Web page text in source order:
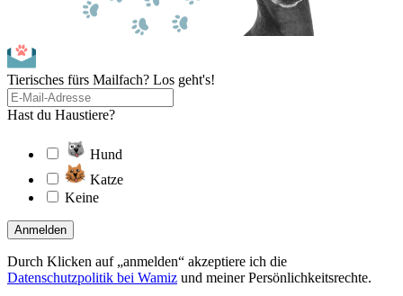
Tierisches fürs Mailfach? Los geht's!
Hast du Haustiere?
Hund
Katze
Keine
Anmelden
Durch Klicken auf „anmelden“ akzeptiere ich die
Datenschutzpolitik bei Wamiz und meiner Persönlichkeitsrechte.